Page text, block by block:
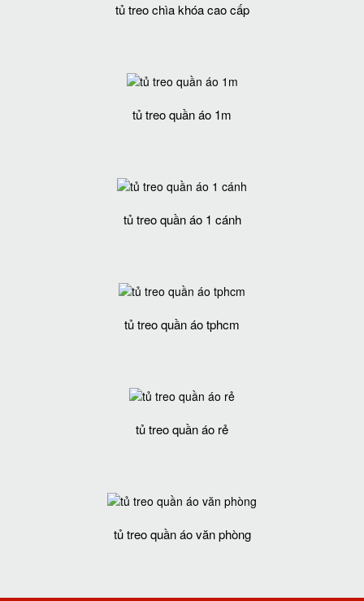
tủ treo chìa khóa cao cấp
tủ treo quần áo 1m
tủ treo quần áo 1 cánh
tủ treo quần áo tphcm
tủ treo quần áo rẻ
tủ treo quần áo văn phòng